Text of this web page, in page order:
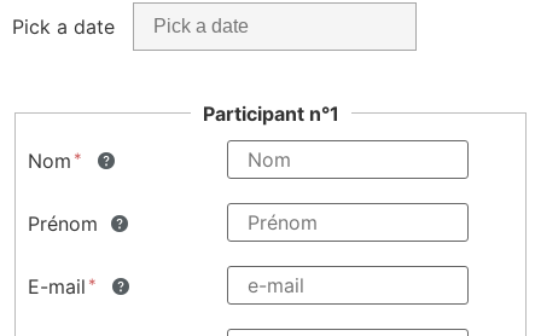
Pick a date
Participant n°1
Nom
Prénom
E-mail